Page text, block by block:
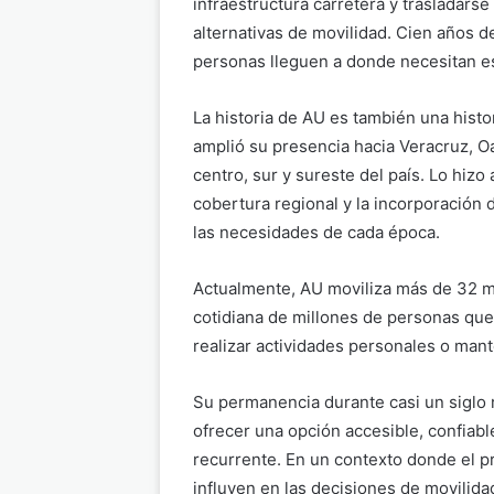
alternativas de movilidad. Cien años
personas lleguen a donde necesitan
La historia de AU es también una
amplió su presencia hacia Veracruz,
centro, sur y sureste del país. Lo
cobertura regional y la incorporación
las necesidades de cada época.
Actualmente, AU moviliza más de 32
cotidiana de millones de personas
realizar actividades personales o
Su permanencia durante casi un
ofrecer una opción accesible,
recurrente. En un contexto donde el
influyen en las decisiones de